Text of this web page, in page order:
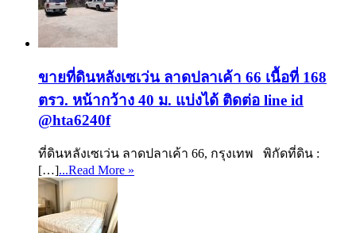
ขายที่ดินหลังเซเว่น ลาดปลาเค้า 66 เนื้อที่ 168
ตรว. หน้ากว้าง 40 ม. แบ่งได้ ติดต่อ line id
@hta6240f
ที่ดินหลังเซเว่น ลาดปลาเค้า 66, กรุงเทพ พิกัดที่ดิน :
[…]...Read More »